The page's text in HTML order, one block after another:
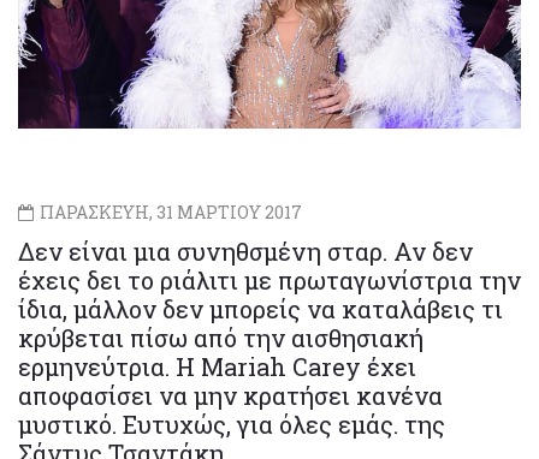
ΠΑΡΑΣΚΕΥΗ, 31 ΜΑΡΤΙΟΥ 2017
Δεν είναι μια συνηθσμένη σταρ. Αν δεν
έχεις δει το ριάλιτι με πρωταγωνίστρια την
ίδια, μάλλον δεν μπορείς να καταλάβεις τι
κρύβεται πίσω από την αισθησιακή
ερμηνεύτρια. Η Mariah Carey έχει
αποφασίσει να μην κρατήσει κανένα
μυστικό. Ευτυχώς, για όλες εμάς. της